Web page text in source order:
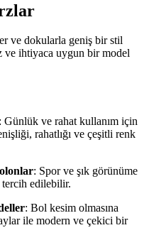
ve dokularla geniş bir stil
ve ihtiyaca uygun bir model
: Günlük ve rahat kullanım için
rahatlığı ve çeşitli renk
: Spor ve şık görünüme
edilebilir.
: Bol kesim olmasına
ile modern ve çekici bir